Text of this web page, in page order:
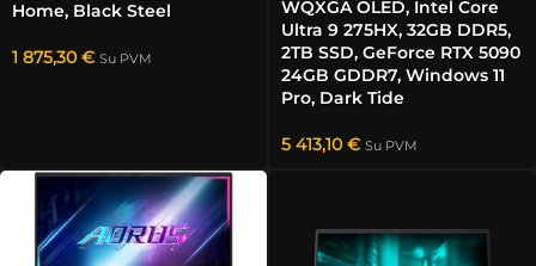
Home, Black Steel
1 875,30 € Su PVM
WQXGA OLED, Intel Core
Ultra 9 275HX, 32GB DDR5,
2TB SSD, GeForce RTX 5090
24GB GDDR7, Windows 11
Pro, Dark Tide
5 413,10 € Su PVM